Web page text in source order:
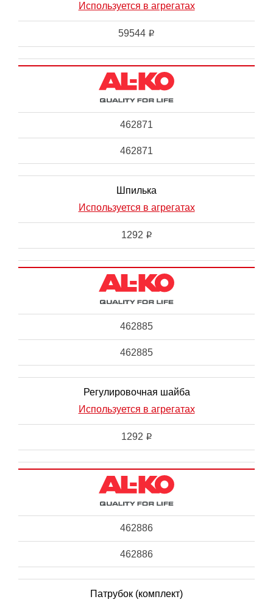
Используется в агрегатах
59544 i
462871
462871
Шпилька
Используется в агрегатах
1292 i
462885
462885
Регулировочная шайба
Используется в агрегатах
1292 i
462886
462886
Патрубок (комплект)